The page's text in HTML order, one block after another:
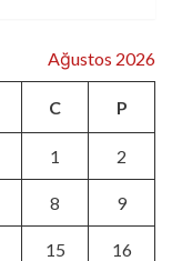
Ağustos 2026
C P
1 2
8 9
15 16